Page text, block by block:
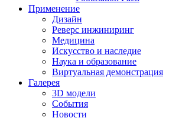
Применение
Дизайн
Реверс инжиниринг
Медицина
Искусство и наследие
Наука и образование
Виртуальная демонстрация
Галерея
3D модели
События
Новости